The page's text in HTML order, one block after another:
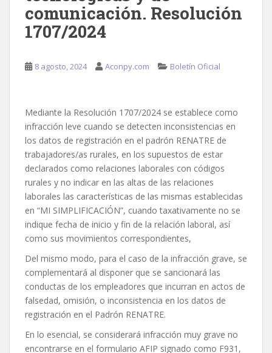
comunicación. Resolución
1707/2024
8 agosto, 2024 Aconpy.com Boletín Oficial
Mediante la Resolución 1707/2024 se establece como
infracción leve cuando se detecten inconsistencias en
los datos de registración en el padrón RENATRE de
trabajadores/as rurales, en los supuestos de estar
declarados como relaciones laborales con códigos
rurales y no indicar en las altas de las relaciones
laborales las características de las mismas establecidas
en “MI SIMPLIFICACIÓN”, cuando taxativamente no se
indique fecha de inicio y fin de la relación laboral, así
como sus movimientos correspondientes,
Del mismo modo, para el caso de la infracción grave, se
complementará al disponer que se sancionará las
conductas de los empleadores que incurran en actos de
falsedad, omisión, o inconsistencia en los datos de
registración en el Padrón RENATRE.
En lo esencial, se considerará infracción muy grave no
encontrarse en el formulario AFIP signado como F931,